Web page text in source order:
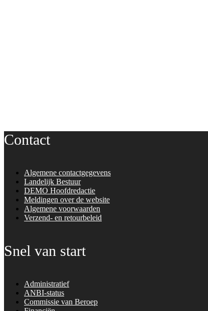
Contact
Algemene contactgegevens
Landelijk Bestuur
DEMO Hoofdredactie
Meldingen over de website
Algemene voorwaarden
Verzend- en retourbeleid
Snel van start
Administratief
ANBI-status
Commissie van Beroep